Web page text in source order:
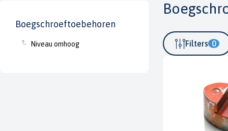
Boegschroeftoebehoren
Niveau omhoog Filters 0